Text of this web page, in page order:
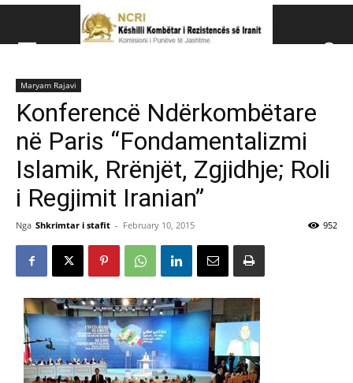
Maryam Rajavi
Konferencë Ndërkombëtare
në Paris “Fondamentalizmi
Islamik, Rrënjët, Zgjidhje; Roli
i Regjimit Iranian”
Nga Shkrimtar i stafit - February 10, 2015 952